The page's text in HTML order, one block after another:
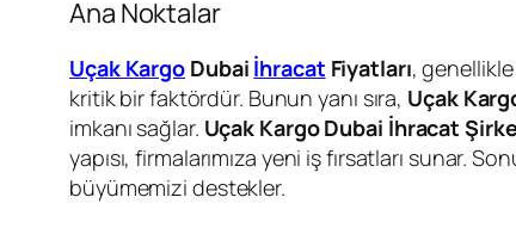
Ana Noktalar
Uçak Kargo Dubai İhracat Fiyatları,
kritik bir faktördür. Bunun yanı sıra, Uçak
imkanı sağlar. Uçak Kargo Dubai İhracat
yapısı, firmalarımıza yeni iş fırsatları sunar.
büyümemizi destekler.